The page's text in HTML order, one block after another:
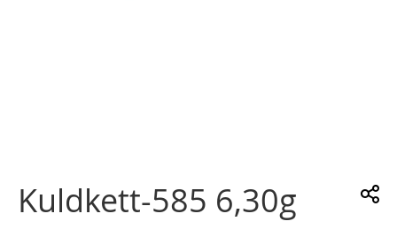
beginning
of
Kuldkett-585 6,30g